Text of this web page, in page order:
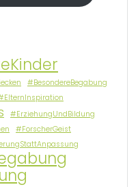
#BesondereBegabung
#ErziehungUndBildung
#ForscherGeist